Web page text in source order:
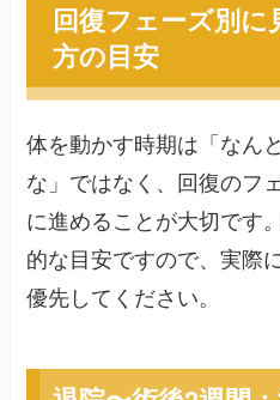
回復フェーズ別に
方の目安
体を動かす時期は「なん
な」ではなく、回復のフ
に進めることが大切です
的な目安ですので、実際
優先してください。